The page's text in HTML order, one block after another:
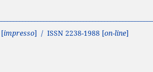
[impresso] / ISSN 2238-1988 [on-line]